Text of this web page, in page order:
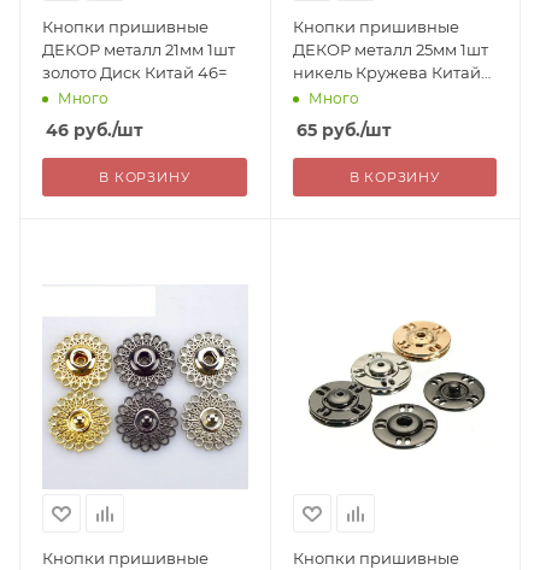
Кнопки пришивные
ДЕКОР металл 21мм 1шт
золото Диск Китай 46=
Много
46 руб./шт
В КОРЗИНУ
Кнопки пришивные
ДЕКОР металл 25мм 1шт
никель Кружева Китай
65=Много
65руб./шт
В КОРЗИНУ
Кнопки пришивные
Кнопки пришивные